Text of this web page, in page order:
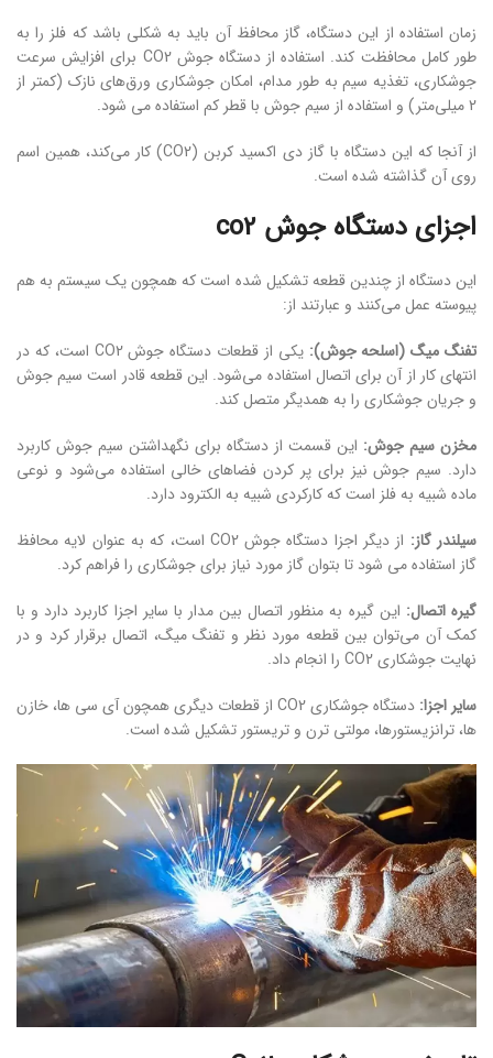
زمان استفاده از این دستگاه، گاز محافظ آن باید به شکلی باشد که فلز را به
طور کامل محافظت کند. استفاده از دستگاه جوش CO2 برای افزایش سرعت
جوشکاری، تغذیه سیم به طور مدام، امکان جوشکاری ورق‌های نازک (کمتر از
2 میلی‌متر) و استفاده از سیم جوش با قطر کم استفاده می شود.
از آنجا که این دستگاه با گاز دی اکسید کربن (CO2) کار می‌کند، همین اسم
روی آن گذاشته شده است.
اجزای دستگاه جوش co2
این دستگاه از چندین قطعه تشکیل شده است که همچون یک سیستم به هم
پیوسته عمل می‌کنند و عبارتند از:
تفنگ میگ (اسلحه جوش):
یکی از قطعات دستگاه جوش CO2 است، که در
انتهای کار از آن برای اتصال استفاده می‌شود. این قطعه قادر است سیم جوش
و جریان جوشکاری را به همدیگر متصل کند.
مخزن سیم جوش: این قسمت از دستگاه برای نگهداشتن سیم جوش کاربرد
دارد. سیم جوش نیز برای پر کردن فضاهای خالی استفاده می‌شود و نوعی
ماده شبیه به فلز است که کارکردی شبیه به الکترود دارد.
سیلندر گاز:
از دیگر اجزا دستگاه جوش CO2 است، که به عنوان لایه محافظ
گاز استفاده می شود تا بتوان گاز مورد نیاز برای جوشکاری را فراهم کرد.
گیره اتصال: این گیره به منظور اتصال بین مدار با سایر اجزا کاربرد دارد و با
کمک آن می‌توان بین قطعه مورد نظر و تفنگ میگ، اتصال برقرار کرد و در
نهایت جوشکاری CO2 را انجام داد.
سایر اجزا:
دستگاه جوشکاری CO2 از قطعات دیگری همچون آی سی ها، خازن
ها، ترانزیستورها، مولتی ترن و تریستور تشکیل شده است.